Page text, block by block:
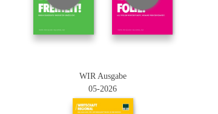
WIR Ausgabe
05-2026